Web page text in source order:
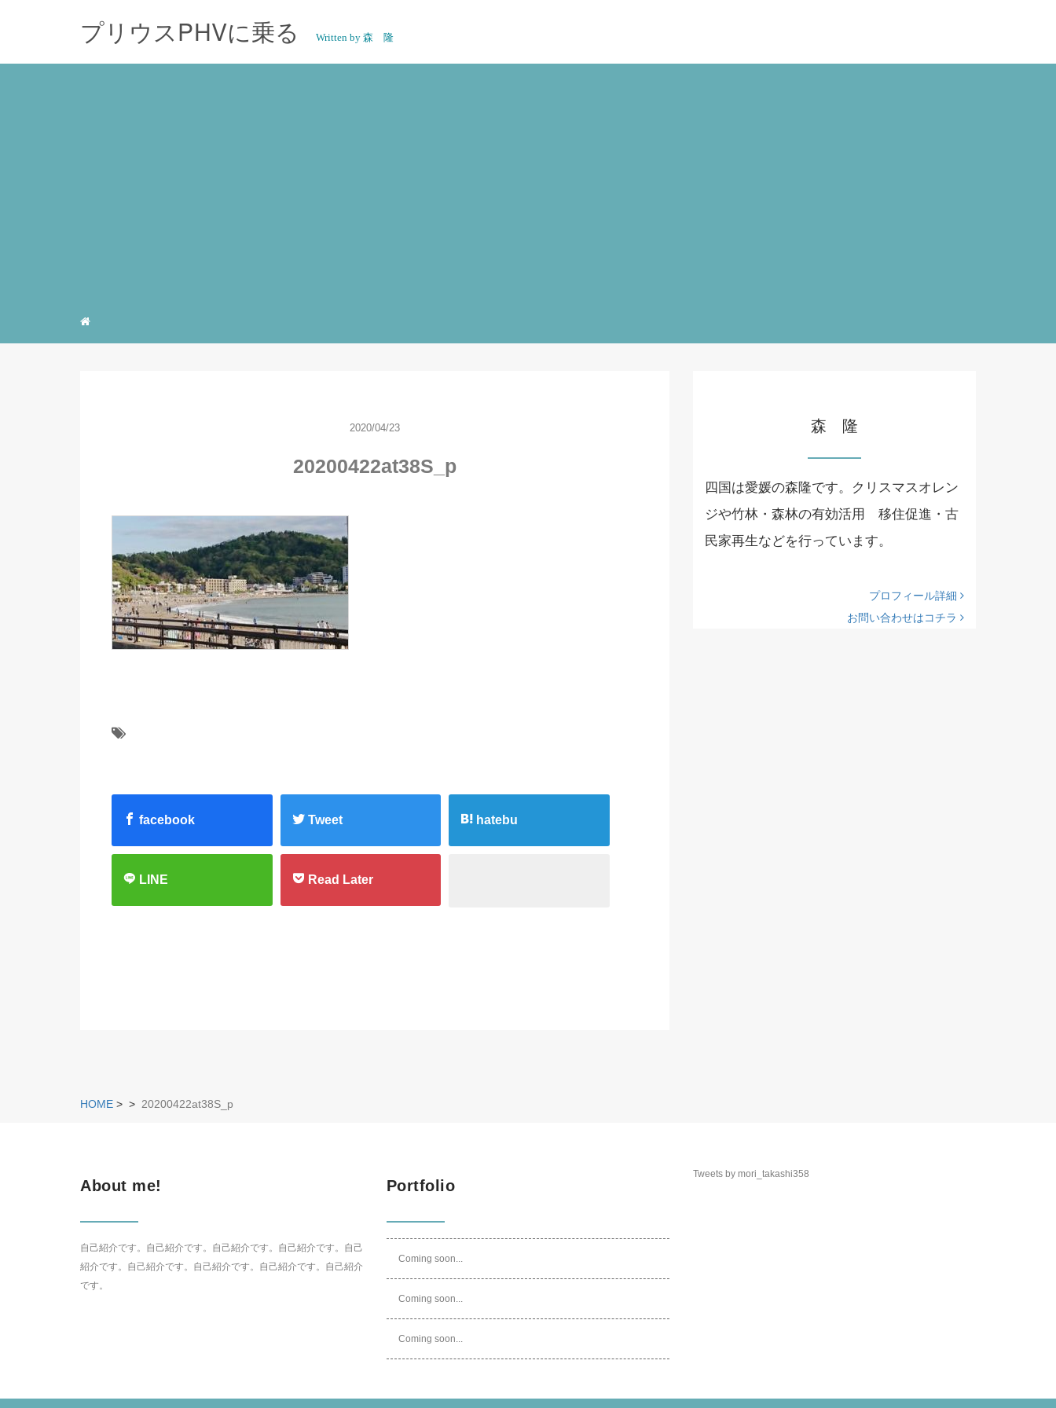
プリウスPHVに乗る Written by 森 隆
2020/04/23
20200422at38S_p
facebook Tweet hatebu
LINE Read Later
森 隆
四国は愛媛の森隆です。クリスマスオレン
ジや竹林・森林の有効活用 移住促進・古
民家再生などを行っています。
プロフィール詳細
お問い合わせはコチラ
HOME > > 20200422at38S_p
About me!
自己紹介です。自己紹介です。自己紹介です。自己紹介です。自己
紹介です。自己紹介です。自己紹介です。自己紹介です。自己紹介
です。
Portfolio
Coming soon...
Coming soon...
Coming soon...
Tweets by mori_takashi358